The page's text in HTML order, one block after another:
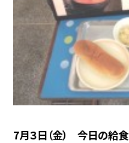
7月３日（金） 今日の給食